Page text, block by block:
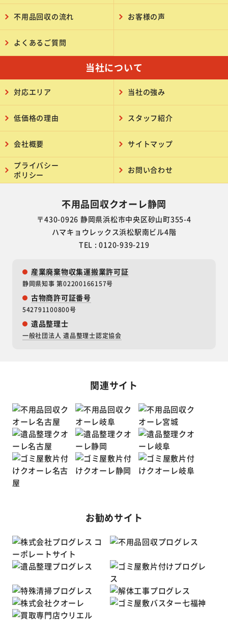
不用品回収の流れ お客様の声
よくあるご質問
当社について
対応エリア 当社の強み
低価格の理由 スタッフ紹介
会社概要 サイトマップ
プライバシー
ポリシー
お問い合わせ
不用品回収クオーレ静岡
〒430-0926 静岡県浜松市中央区砂山町355-4
ハマキョウレックス浜松駅南ビル4階
TEL : 0120-939-219
産業廃棄物収集運搬業許可証
静岡県知事 第02200166157号
古物商許可証番号
542791100800号
遺品整理士
一般社団法人 遺品整理士認定協会
関連サイト
お勧めサイト